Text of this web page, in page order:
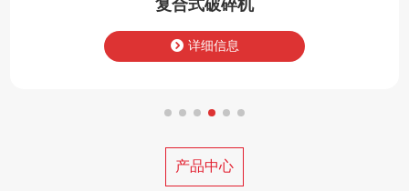
MBS型棒磨机
详细信息
产品中心